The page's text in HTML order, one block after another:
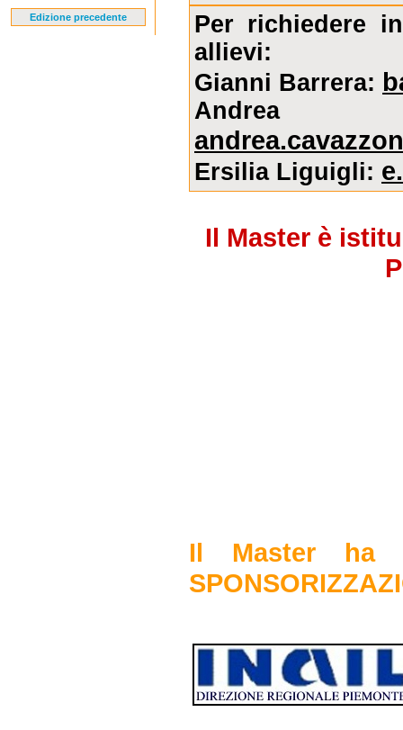
Per richiedere
allievi:
Gianni Barrera:
Ersilia Liguigli:
Il Master è
Il Master ha
Edizione precedente